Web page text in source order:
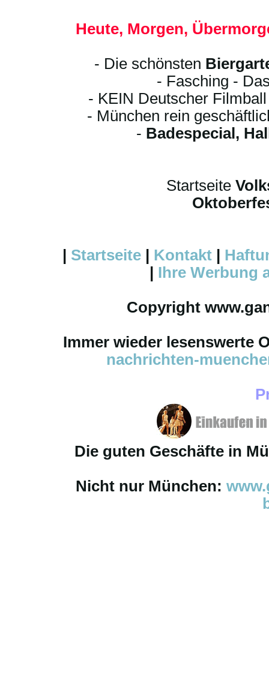
Heute, Morgen,
- Die schönsten
- Fasching -
- KEIN Deutscher
- München rein
- Badespecial,
Startseite
Startseite Kontakt
Ihre Werbung
Copyright
Immer wieder lesenswerte
nachrichten-
Die guten Geschäfte in
Nicht nur München: